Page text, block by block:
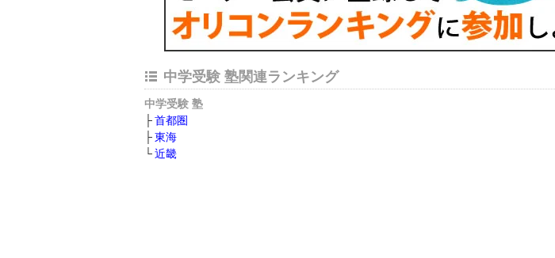
中学受験 塾関連ランキング
中学受験 塾
首都圏
東海
近畿